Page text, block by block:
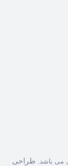
می باشد. طراحی